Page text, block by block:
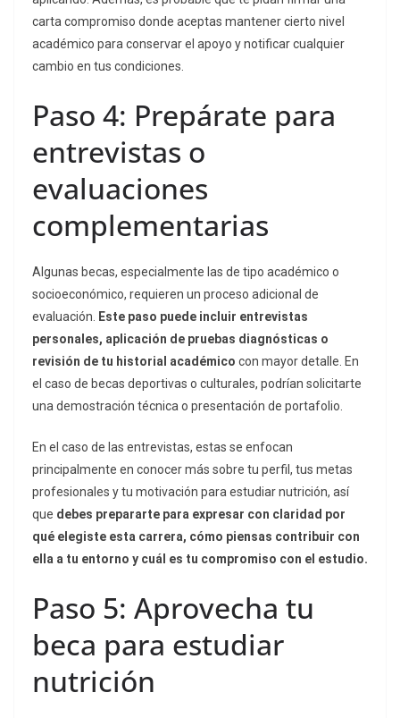
carta compromiso donde aceptas mantener cierto nivel
académico para conservar el apoyo y notificar cualquier
cambio en tus condiciones.
Paso 4: Prepárate para
entrevistas o
evaluaciones
complementarias
Algunas becas, especialmente las de tipo académico o
socioeconómico, requieren un proceso adicional de
evaluación.
Este paso puede incluir entrevistas
personales, aplicación de pruebas diagnósticas o
revisión de tu historial académico con mayor detalle. En
el caso de becas deportivas o culturales, podrían solicitarte
una demostración técnica o presentación de portafolio.
En el caso de las entrevistas, estas se enfocan
principalmente en conocer más sobre tu perfil, tus metas
profesionales y tu motivación para estudiar nutrición, así
que debes prepararte para expresar con claridad por
qué elegiste esta carrera, cómo piensas contribuir con
ella a tu entorno y cuál es tu compromiso con el estudio.
Paso 5: Aprovecha tu
beca para estudiar
nutrición